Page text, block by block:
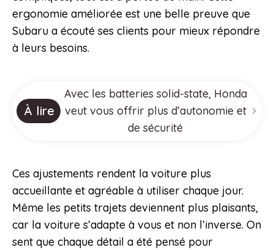
ergonomie améliorée est une belle preuve que
Subaru a écouté ses clients pour mieux répondre
à leurs besoins.
À lire
Avec les batteries solid-state, Honda
veut vous offrir plus d’autonomie et
de sécurité
Ces ajustements rendent la voiture plus
accueillante et agréable à utiliser chaque jour.
Même les petits trajets deviennent plus plaisants,
car la voiture s’adapte à vous et non l’inverse. On
sent que chaque détail a été pensé pour